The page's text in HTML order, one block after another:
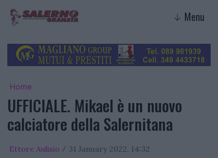
↓ Menu
Home
UFFICIALE. Mikael è un nuovo
calciatore della Salernitana
Ettore Aulisio / 31 January 2022, 14:32